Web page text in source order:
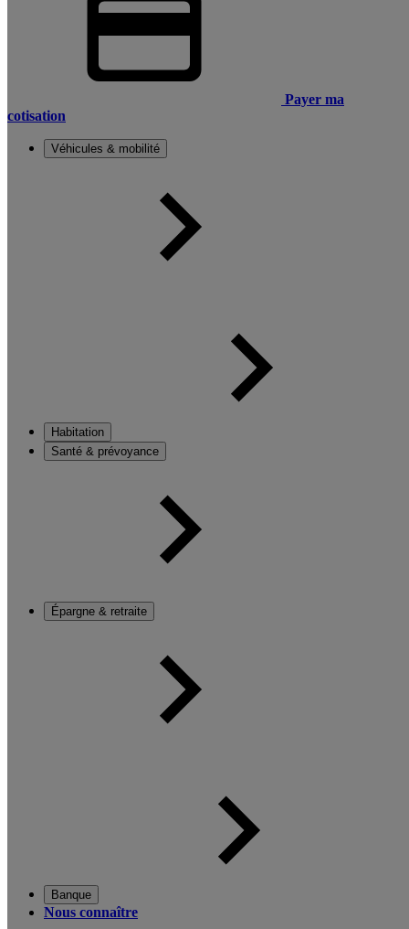
Payer ma
cotisation
Véhicules & mobilité
Habitation
Santé & prévoyance
Épargne & retraite
Banque
Nous connaître